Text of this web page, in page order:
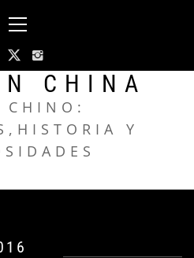
principal
CHINA
CHINO:
Y